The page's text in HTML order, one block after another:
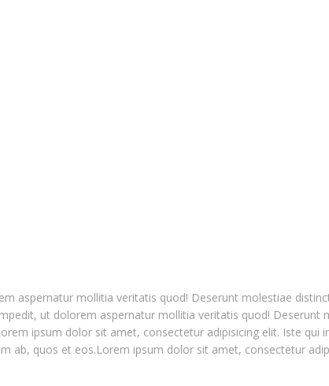
aspernatur mollitia veritatis quod! Deserunt molestiae
ut dolorem aspernatur mollitia veritatis quod! Deserunt
ipsum dolor sit amet, consectetur adipisicing elit. Iste
ab, quos et eos.Lorem ipsum dolor sit amet, consectetur